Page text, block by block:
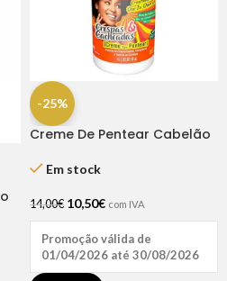
-25%
Creme De Pentear Cabelão
Em stock
14,00€ 10,50€ com IVA
Promoção válida de
01/04/2026 até 30/08/2026